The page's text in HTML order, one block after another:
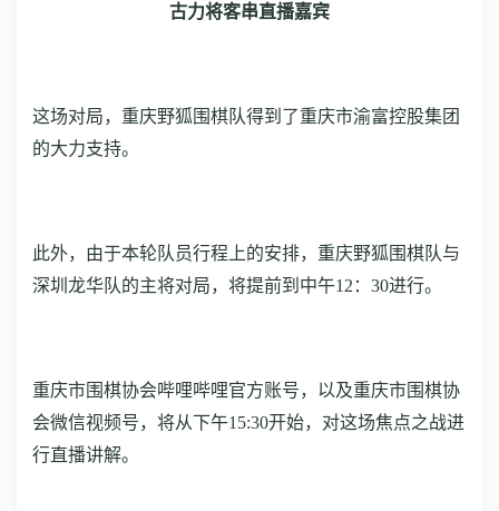
古力将客串直播嘉宾
这场对局，重庆野狐围棋队得到了重庆市渝富控股集团
的大力支持。
此外，由于本轮队员行程上的安排， 重庆野狐围棋队与
深圳龙华队的主将对局，将提前到中午12：30进行。
重庆市围棋协会哔哩哔哩官方账号，以及重庆市围棋协
会微信视频号，将从下午15:30开始，对这场焦点之战进
行直播讲解。